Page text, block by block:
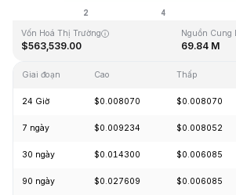
Vốn Hoá Thị Trường
$563,539.00
Nguồn Cung
69.84 M
Giai đoạn Cao Thấp
24 Giờ $0.008070 $0.008070
7 ngày $0.009234 $0.008052
30 ngày $0.014300 $0.006085
90 ngày $0.027609 $0.006085